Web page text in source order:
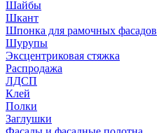
Шайбы
Шкант
Шпонка для рамочных фасадов
Шурупы
Эксцентриковая стяжка
Распродажа
ЛДСП
Клей
Полки
Заглушки